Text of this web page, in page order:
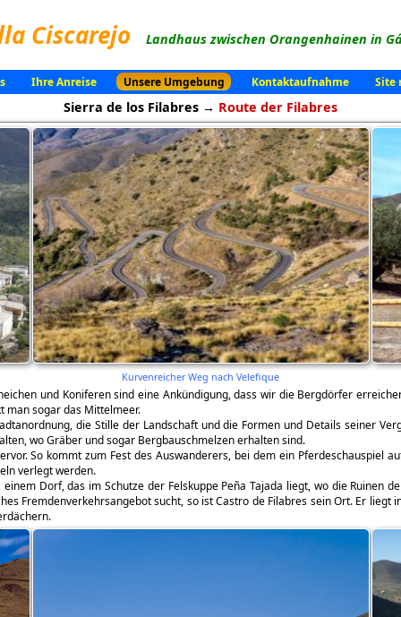
Ciscarejo Landhaus zwischen Orangenhainen in
Ihre Anreise Unsere Umgebung Kontaktaufnahme Site
Sierra de los Filabres → Route der Filabres
Kurvenreicher Weg nach Velefique
und Koniferen sind eine Ankündigung, dass wir die Bergdörfer
man sogar das Mittelmeer.
die Stille der Landschaft und die Formen und Details seiner
wo Gräber und sogar Bergbauschmelzen erhalten sind.
So kommt zum Fest des Auswanderers, bei dem ein Pferdeschauspiel
verlegt werden.
Dorf, das im Schutze der Felskuppe Peña Tajada liegt, wo die Ruinen
Fremdenverkehrsangebot sucht, so ist Castro de Filabres sein Ort. Er